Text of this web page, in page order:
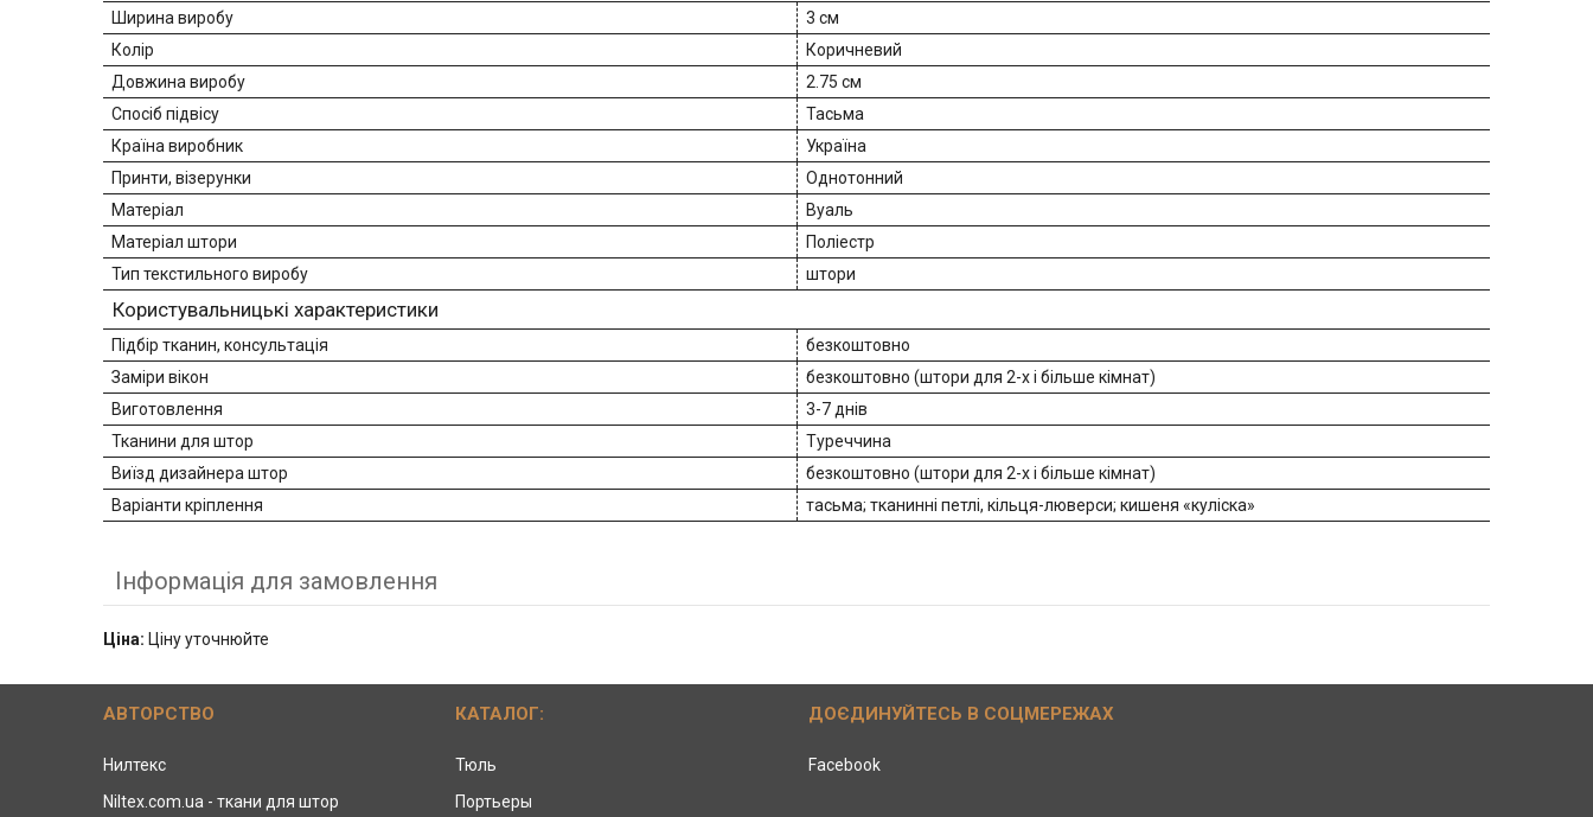
Ширина виробу
3 см
Колір
Коричневий
Довжина виробу
2.75 см
Спосіб підвісу
Тасьма
Країна виробник
Україна
Принти, візерунки
Однотонний
Матеріал
Вуаль
Матеріал штори
Поліестр
Тип текстильного виробу
штори
Користувальницькі характеристики
Підбір тканин, консультація
безкоштовно
Заміри вікон
безкоштовно (штори для 2-х і більше кімнат)
Виготовлення
3-7 днів
Тканини для штор
Туреччина
Виїзд дизайнера штор
безкоштовно (штори для 2-х і більше кімнат)
Варіанти кріплення
тасьма; тканинні петлі, кільця-люверси; кишеня «куліска»
Інформація для замовлення
Ціна: Ціну уточнюйте
АВТОРСТВО
Нилтекс
Niltex.com.ua - ткани для штор
КАТАЛОГ:
Тюль
Портьеры
ДОЄДИНУЙТЕСЬ В СОЦМЕРЕЖАХ
Facebook